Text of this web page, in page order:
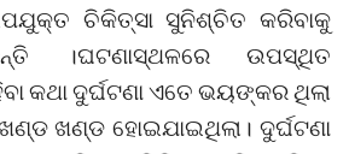
ଚିକିତ୍ସା ସୁନିଶ୍ଚିତ କରିବାକୁ
।ଘଟଣାସ୍ଥଳରେ ଉପସ୍ଥିତ
କଥା ଦୁର୍ଘଟଣା ଏତେ ଭୟଙ୍କର ଥିଲା
ଖଣ୍ଡ ହୋଇଯାଇଥିଲା। ଦୁର୍ଘଟଣା